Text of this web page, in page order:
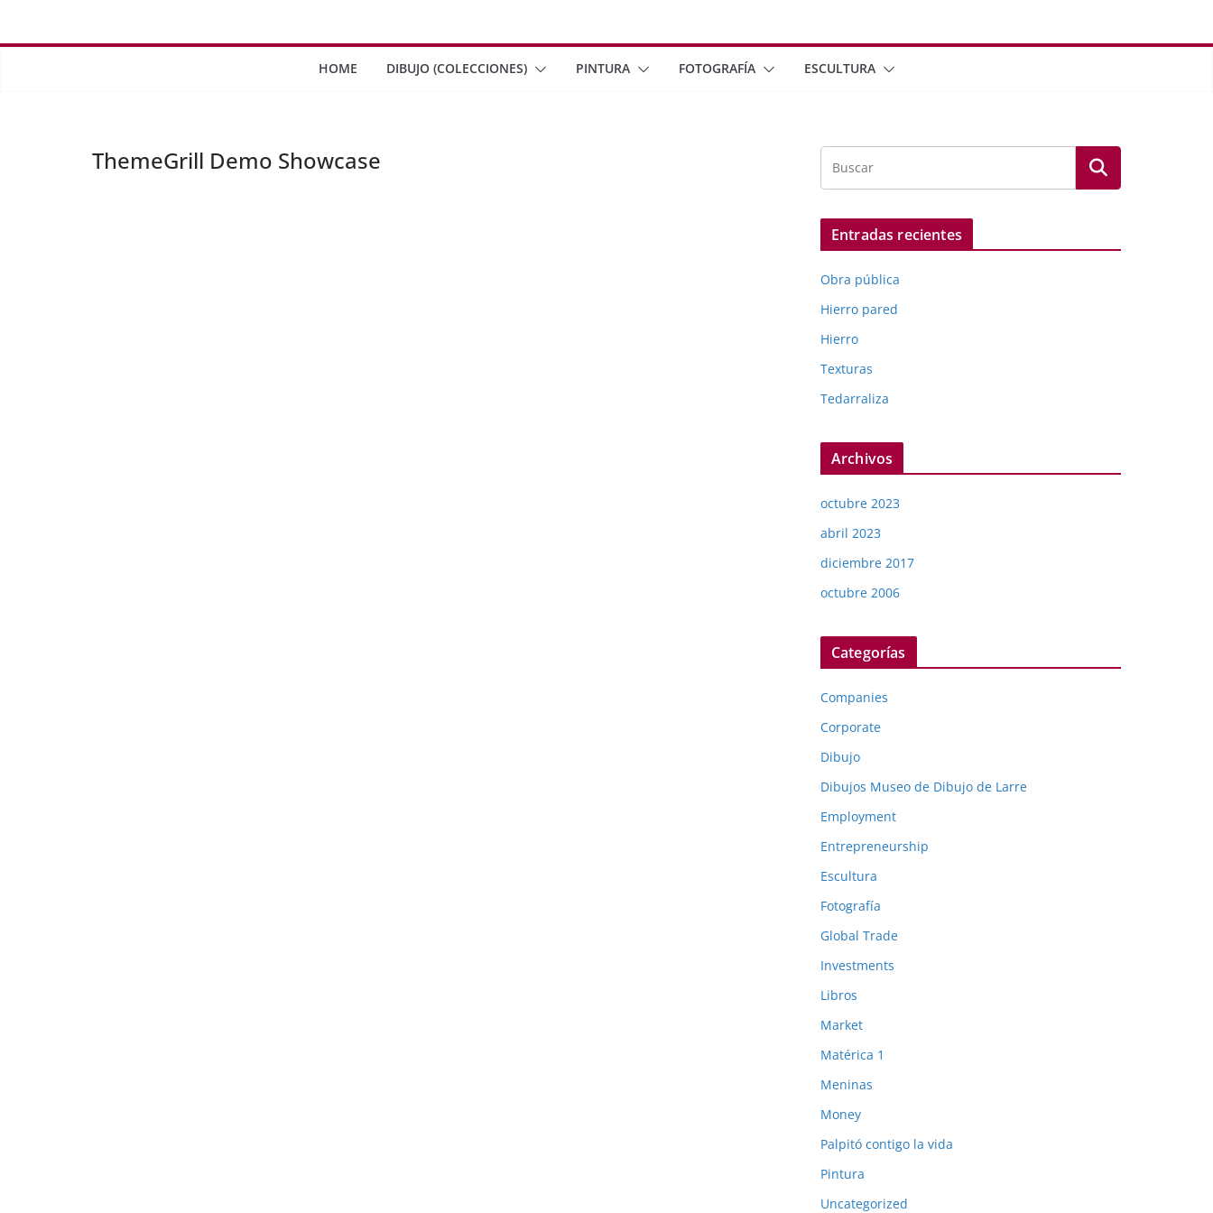
HOME DIBUJO (COLECCIONES) PINTURA FOTOGRAFÍA ESCULTURA
ThemeGrill Demo Showcase
Entradas recientes
Obra pública
Hierro pared
Hierro
Texturas
Tedarraliza
Archivos
octubre 2023
abril 2023
diciembre 2017
octubre 2006
Categorías
Companies
Corporate
Dibujo
Dibujos Museo de Dibujo de Larre
Employment
Entrepreneurship
Escultura
Fotografía
Global Trade
Investments
Libros
Market
Matérica 1
Meninas
Money
Palpitó contigo la vida
Pintura
Uncategorized